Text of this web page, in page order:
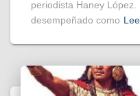
periodista Haney
desempeñado como